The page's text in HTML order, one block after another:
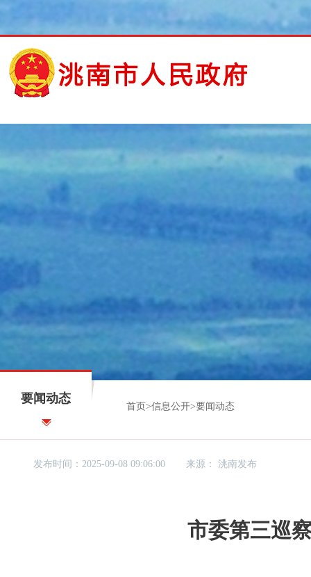
要闻动态
首页 >信息公开>要闻动态
发布时间：2025-09-08 09:06:00 来源：洮南发布
市委第三巡